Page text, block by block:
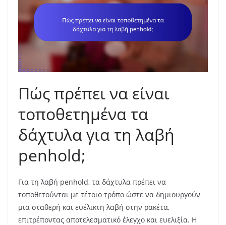
Πώς πρέπει να είναι
τοποθετημένα τα
δάχτυλα για τη λαβή
penhold;
Για τη λαβή penhold, τα δάχτυλα πρέπει να
τοποθετούνται με τέτοιο τρόπο ώστε να δημιουργούν
μια σταθερή και ευέλικτη λαβή στην ρακέτα,
επιτρέποντας αποτελεσματικό έλεγχο και ευελιξία. Η